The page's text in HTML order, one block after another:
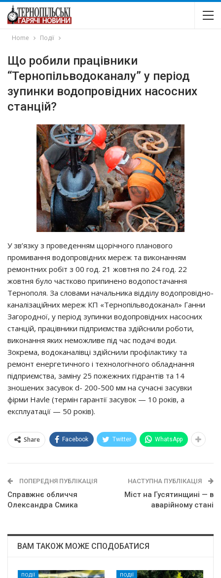
Home Події
Що робили працівники
“Тернопільводоканалу” у період
зупинки водопровідних насосних
станцій?
У зв’язку з проведенням щорічного планового
промивання водопровідних мереж та виконанням
ремонтних робіт з 00 год. 21 жовтня по 24 год. 22
жовтня було частково припинено водопостачання
Тернополя. За словами начальника відділу водопровідно-
каналізаційних мереж КП «Тернопільводоканал» Ганни
Загородної, у період зупинки водопровідних насосних
станцій, працівники підприємства здійснили роботи,
виконання яких неможливе під час подачі води.
Зокрема, водоканалівці здійснили профілактику та
ремонт енергетичного і технологічного обладнання
підприємства, заміну 25 пожежних гідрантів та 14
зношених засувок d- 200-500 мм на сучасні засувки
фірми Havle (термін гарантії засувок — 10 років, а
експлуатації — 50 років).
Share Facebook Twitter WhatsApp
ПОПЕРЕДНЯ ПУБЛІКАЦІЯ
Справжнє обличчя
Олександра Смика
НАСТУПНА ПУБЛІКАЦІЯ
Міст на Гусятинщині — в
аварійному стані
ВАМ ТАКОЖ МОЖЕ СПОДОБАТИСЯ
ПОДІЇ ПОДІЇ